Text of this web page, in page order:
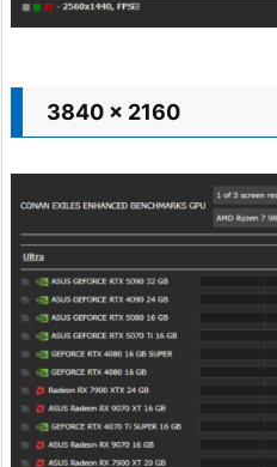
3840 x 2160